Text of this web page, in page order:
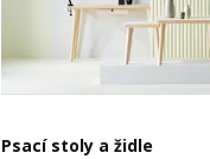
Psací stoly a židle